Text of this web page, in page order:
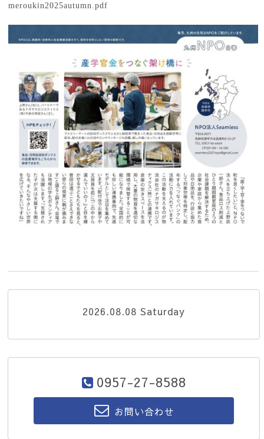
meroukin2025autumn.pdf
2026.08.08 Saturday
0957-27-8588
お問い合わせ